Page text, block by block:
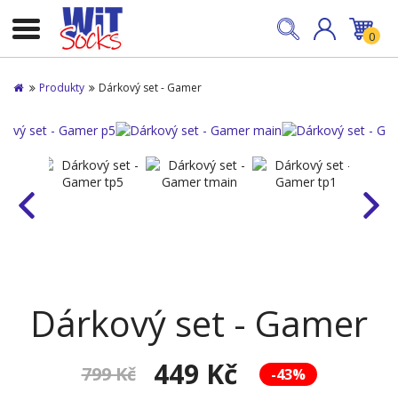
0
Produkty Dárkový set - Gamer
Dárkový set - Gamer
-43%
799 Kč 449 Kč